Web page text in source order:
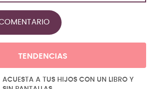
TENDENCIAS
ACUESTA A TUS HIJOS CON UN LIBRO Y